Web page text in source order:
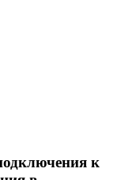
к